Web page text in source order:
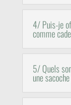
4/ Puis-je
comme
5/ Quels
une